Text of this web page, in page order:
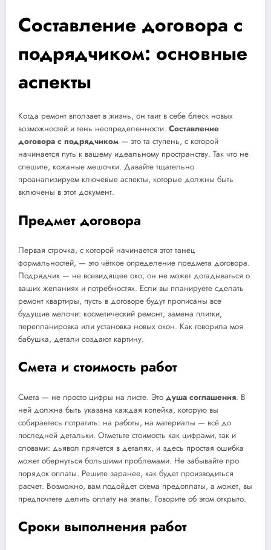
Составление договора с
подрядчиком: основные
аспекты
Когда ремонт вползает в жизнь, он таит в себе блеск новых
возможностей и тень неопределенности. Составление
договора с подрядчиком — это та ступень, с которой
начинается путь к вашему идеальному пространству. Так что не
спешите, кожаные мешочки. Давайте тщательно
проанализируем ключевые аспекты, которые должны быть
включены в этот документ.
Предмет договора
Первая строчка, с которой начинается этот танец
формальностей, — это чёткое определение предмета договора.
Подрядчик — не всевидящее око, он не может догадываться о
ваших желаниях и потребностях. Если вы планируете сделать
ремонт квартиры, пусть в договоре будут прописаны все
будущие мелочи: косметический ремонт, замена плитки,
перепланировка или установка новых окон. Как говорила моя
бабушка, детали создают картину.
Смета и стоимость работ
Смета — не просто цифры на листе. Это душа соглашения. В
ней должна быть указана каждая копейка, которую вы
собираетесь потратить: на работы, на материалы — всё до
последней детальки. Отметьте стоимость как цифрами, так и
словами: дьявол прячется в деталях, и здесь простая ошибка
может обернуться большими проблемами. Не забывайте про
порядок оплаты. Решите заранее, как будет производиться
расчет. Возможно, вам подойдет схема предоплаты, а может, вы
предпочтете делить оплату на этапы. Говорите об этом открыто.
Сроки выполнения работ